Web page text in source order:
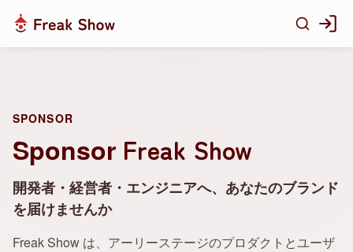
SPONSOR
Sponsor Freak Show
開発者・経営者・エンジニアへ、あなたのブランド
を届けませんか
Freak Show は、アーリーステージのプロダクトとユーザ